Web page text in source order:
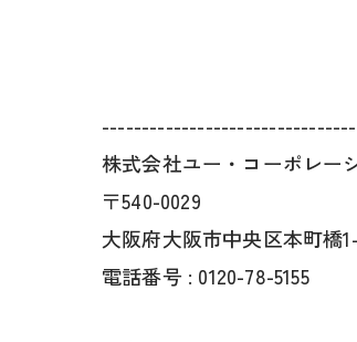
株式会社ユー・コーポレー
〒540-0029
大阪府大阪市中央区本町橋
電話番号 : 0120-78-5155